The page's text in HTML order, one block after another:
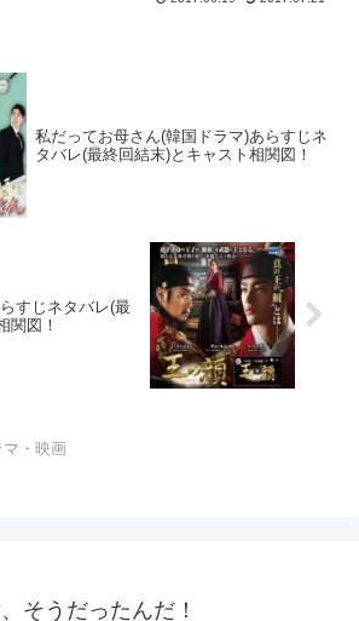
私だってお母さん(韓国ドラマ)あらすじネ
タバレ(最終回結末)とキャスト相関図！
すじネタバレ(最
関図！
マ・映画
そうだったんだ！